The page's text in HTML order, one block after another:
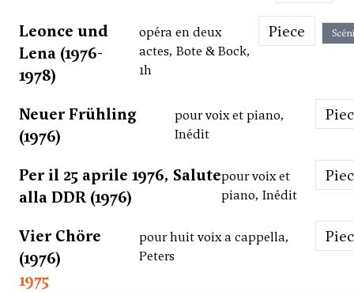
Leonce und
Lena (1976-
1978)
opéra en deux
actes, Bote & Bock,
1h
Piece
Neuer Frühling
(1976)
pour voix et piano,
Inédit
Per il 25 aprile 1976, Salute
alla DDR (1976)
pour voix et
piano, Inédit
Vier Chöre
(1976)
pour huit voix a cappella,
Peters
1975